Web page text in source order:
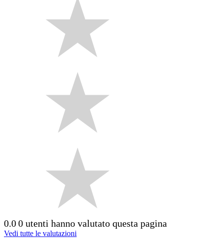
0.00 utenti hanno valutato questa pagina
Vedi tutte le valutazioni